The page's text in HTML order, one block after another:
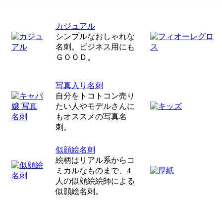
カジュアル
シンプルなおしゃれな
名刺。ビジネス用にも
ＧＯＯＤ。
写真入り名刺
自分をトコトコン売り
たい人やモデルさんに
もオススメの写真名
刺。
似顔絵名刺
絵柄はリアル系からコ
ミカルなものまで、4
人の似顔絵絵師による
似顔絵名刺。